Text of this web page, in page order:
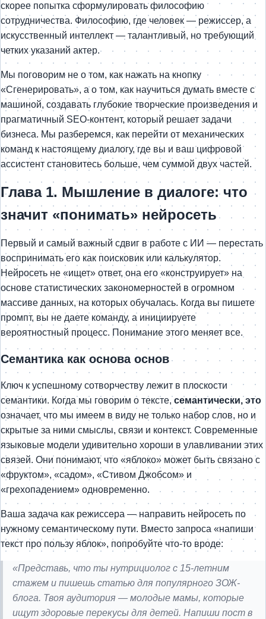
скорее попытка сформулировать философию
сотрудничества. Философию, где человек — режиссер, а
искусственный интеллект — талантливый, но требующий
четких указаний актер.
Мы поговорим не о том, как нажать на кнопку
«Сгенерировать», а о том, как научиться думать вместе с
машиной, создавать глубокие творческие произведения и
прагматичный SEO-контент, который решает задачи
бизнеса. Мы разберемся, как перейти от механических
команд к настоящему диалогу, где вы и ваш цифровой
ассистент становитесь больше, чем суммой двух частей.
Глава 1. Мышление в диалоге: что
значит «понимать» нейросеть
Первый и самый важный сдвиг в работе с ИИ — перестать
воспринимать его как поисковик или калькулятор.
Нейросеть не «ищет» ответ, она его «конструирует» на
основе статистических закономерностей в огромном
массиве данных, на которых обучалась. Когда вы пишете
промпт, вы не даете команду, а инициируете
вероятностный процесс. Понимание этого меняет все.
Семантика как основа основ
Ключ к успешному сотворчеству лежит в плоскости
семантики. Когда мы говорим о тексте,семантически, это
означает, что мы имеем в виду не только набор слов, но и
скрытые за ними смыслы, связи и контекст. Современные
языковые модели удивительно хороши в улавливании этих
связей. Они понимают, что «яблоко» может быть связано с
«фруктом», «садом», «Стивом Джобсом» и
«грехопадением» одновременно.
Ваша задача как режиссера — направить нейросеть по
нужному семантическому пути. Вместо запроса «напиши
текст про пользу яблок», попробуйте что-то вроде:
«Представь, что ты нутрициолог с 15-летним
стажем и пишешь статью для популярного ЗОЖ-
блога. Твоя аудитория — молодые мамы, которые
ищут здоровые перекусы для детей. Напиши пост в